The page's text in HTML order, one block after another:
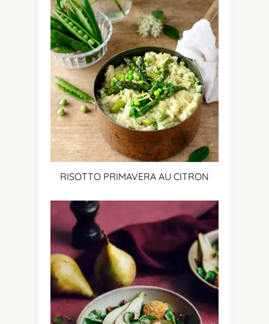
RISOTTO PRIMAVERA AU CITRON